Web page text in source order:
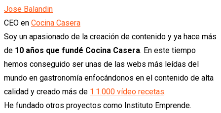
Jose Balandin
CEO en Cocina Casera
Soy un apasionado de la creación de contenido y ya hace más
de 10 años que fundé Cocina Casera. En este tiempo
hemos conseguido ser unas de las webs más leídas del
mundo en gastronomía enfocándonos en el contenido de alta
calidad y creado más de 1.1.000 vídeo recetas.
He fundado otros proyectos como Instituto Emprende.